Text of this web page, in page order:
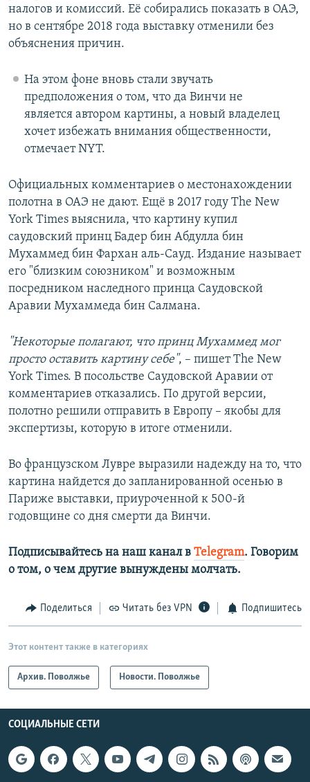
налогов и комиссий. Её собирались показать в ОАЭ,
но в сентябре 2018 года выставку отменили без
объяснения причин.
На этом фоне вновь стали звучать
предположения о том, что да Винчи не
является автором картины, а новый владелец
хочет избежать внимания общественности,
отмечает NYT.
Официальных комментариев о местонахождении
полотна в ОАЭ не дают. Ещё в 2017 году The New
York Times выяснила, что картину купил
саудовский принц Бадер бин Абдулла бин
Мухаммед бин Фархан аль-Сауд. Издание называет
его "близким союзником" и возможным
посредником наследного принца Саудовской
Аравии Мухаммеда бин Салмана.
"Некоторые полагают, что принц Мухаммед мог
просто оставить картину себе", – пишет The New
York Times. В посольстве Саудовской Аравии от
комментариев отказались. По другой версии,
полотно решили отправить в Европу – якобы для
экспертизы, которую в итоге отменили.
Во французском Лувре выразили надежду на то, что
картина найдется до запланированной осенью в
Париже выставки, приуроченной к 500-й
годовщине со дня смерти да Винчи.
Подписывайтесь на наш канал в Telegram. Говорим
о том, о чем другие вынуждены молчать.
Поделиться Читать без VPN Подпишитесь
Этот контент также в категориях
Архив. Поволжье Новости. Поволжье
СОЦИАЛЬНЫЕ СЕТИ